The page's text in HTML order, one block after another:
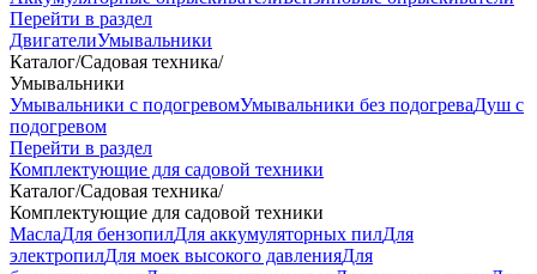
Перейти в раздел
ДвигателиУмывальники
Каталог/Садовая техника/
Умывальники
Умывальники с подогревомУмывальники без подогреваДуш с
подогревом
Перейти в раздел
Комплектующие для садовой техники
Каталог/Садовая техника/
Комплектующие для садовой техники
МаслаДля бензопилДля аккумуляторных пилДля
электропилДля моек высокого давленияДля